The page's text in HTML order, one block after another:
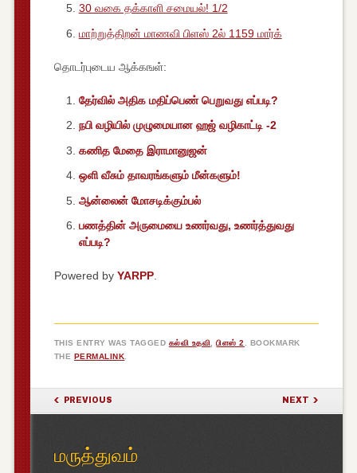
30 வகை தக்காளி சமையல்! 1/2
மாற்றுத்திறன் மாணவி பிளஸ் 2ல் 1159 மார்க்
தொடர்புடைய ஆக்கஙள்:
தேர்வில் அதிக மதிப்பெண் பெறுவது எப்படி?
நபி வழியில் முழுமையான ஹஜ் வழிகாட்டி -2
கணித மேதை இராமானுஜன்
ஒளி வீசும் தாவரங்களும் மீன்களும்!
ஆன்லைன் மோசடிக்கும்பல்
பணத்தின் அருமையை உணர்வது, உணர்த்துவது
எப்படி?
Powered by YARPP.
THIS ENTRY WAS TAGGED கல்வி உதவி ,பிளஸ் 2
. BOOKMARK
THE PERMALINK
POST NAVIGATION
PREVIOUS NEXT
மருத்துவம்